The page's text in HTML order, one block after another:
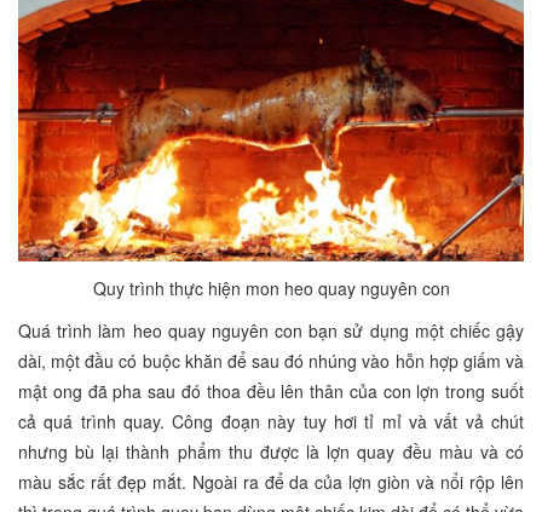
Quy trình thực hiện mon heo quay nguyên con
Quá trình làm heo quay nguyên con bạn sử dụng một chiếc gậy
dài, một đầu có buộc khăn để sau đó nhúng vào hỗn hợp giấm và
mật ong đã pha sau đó thoa đều lên thân của con lợn trong suốt
cả quá trình quay. Công đoạn này tuy hơi tỉ mỉ và vất vả chút
nhưng bù lại thành phẩm thu được là lợn quay đều màu và có
màu sắc rất đẹp mắt. Ngoài ra để da của lợn giòn và nổi rộp lên